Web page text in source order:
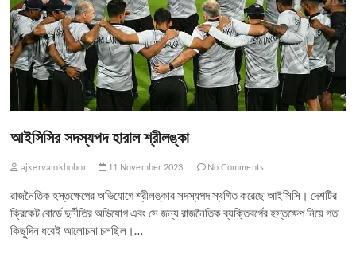
আইসিসির সদস্যপদ হারাল শ্রীলঙ্কা
ajkervalokhobor 11 November 2023 No Comments
রাজনৈতিক হস্তক্ষেপের অভিযোগে শ্রীলঙ্কার সদস্যপদ স্থগিত করেছে আইসিসি। দেশটির
ক্রিকেট বোর্ডে দুর্নীতির অভিযোগ এবং সে জন্য রাজনৈতিক ব্যক্তিবর্গের হস্তক্ষেপ নিয়ে গত
কিছুদিন ধরেই আলোচনা চলছিল।…